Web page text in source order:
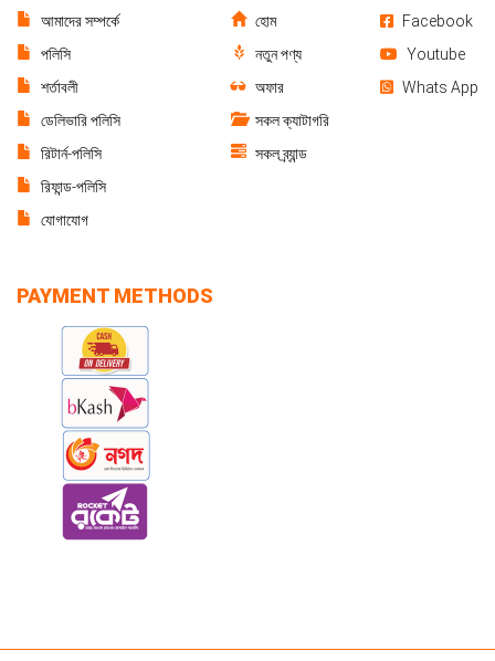
আমাদের সম্পর্কে
পলিসি
শর্তাবলী
ডেলিভারি পলিসি
রিটার্ন-পলিসি
রিফান্ড-পলিসি
যোগাযোগ
হোম
নতুন পণ্য
অফার
সকল ক্যাটাগরি
সকল ব্র্যান্ড
Facebook
Youtube
Whats App
PAYMENT METHODS